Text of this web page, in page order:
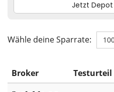
Wähle deine Sparrate:
Broker Testurteil